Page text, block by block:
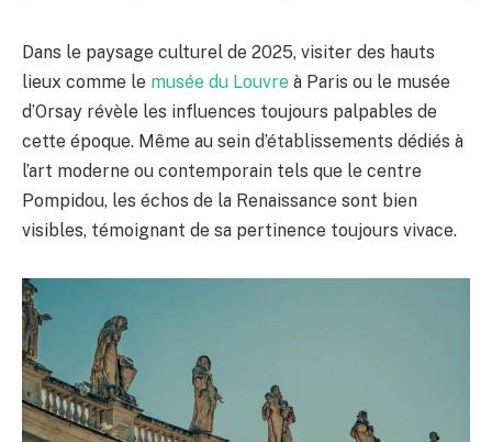
Dans le paysage culturel de 2025, visiter des hauts
lieux comme le musée du Louvre à Paris ou le musée
d’Orsay révèle les influences toujours palpables de
cette époque. Même au sein d’établissements dédiés à
l’art moderne ou contemporain tels que le centre
Pompidou, les échos de la Renaissance sont bien
visibles, témoignant de sa pertinence toujours vivace.